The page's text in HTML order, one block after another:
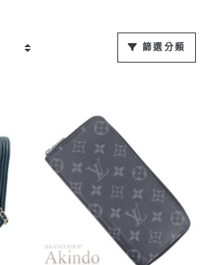
篩選分類